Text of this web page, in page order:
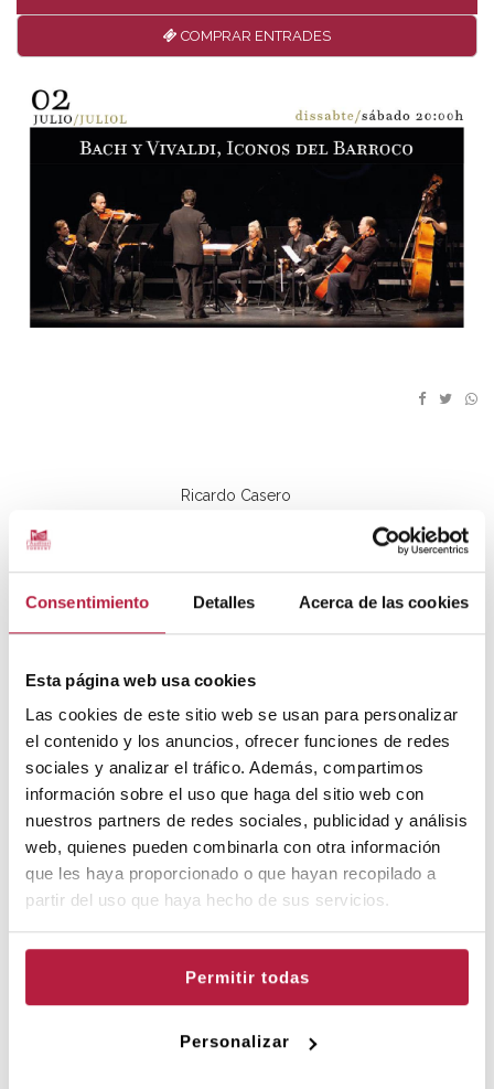
Consentimiento Detalles Acerca de las cookies
Esta página web usa cookies
Las cookies de este sitio web se usan para personalizar
el contenido y los anuncios, ofrecer funciones de redes
sociales y analizar el tráfico. Además, compartimos
información sobre el uso que haga del sitio web con
nuestros partners de redes sociales, publicidad y análisis
web, quienes pueden combinarla con otra información
que les haya proporcionado o que hayan recopilado a
partir del uso que haya hecho de sus servicios.
Permitir todas
Personalizar
COMPRAR ENTRADES
Ricardo Casero
PREUS
DESCOMPTES
ALTRES PROPOSTES DE L'AUDITORI DE